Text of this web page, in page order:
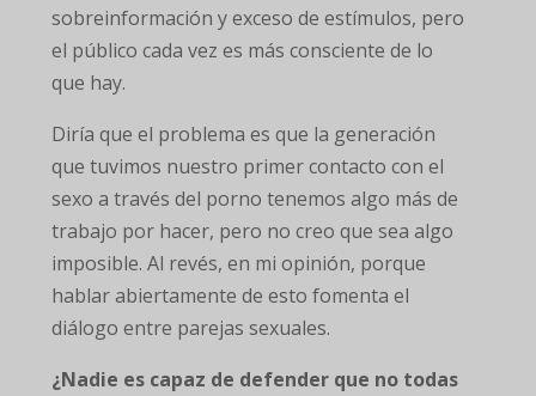
sobreinformación y exceso de estímulos, pero
el público cada vez es más consciente de lo
que hay.
Diría que el problema es que la generación
que tuvimos nuestro primer contacto con el
sexo a través del porno tenemos algo más de
trabajo por hacer, pero no creo que sea algo
imposible. Al revés, en mi opinión, porque
hablar abiertamente de esto fomenta el
diálogo entre parejas sexuales.
¿Nadie es capaz de defender que no todas